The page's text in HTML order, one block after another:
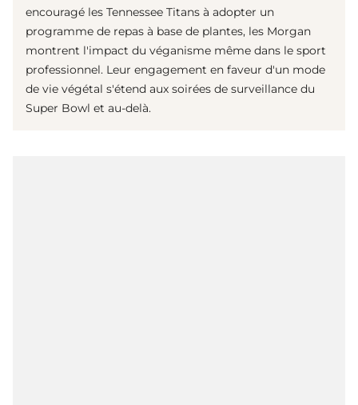
encouragé les Tennessee Titans à adopter un
programme de repas à base de plantes, les Morgan
montrent l'impact du véganisme même dans le sport
professionnel. Leur engagement en faveur d'un mode
de vie végétal s'étend aux soirées de surveillance du
Super Bowl et au-delà.